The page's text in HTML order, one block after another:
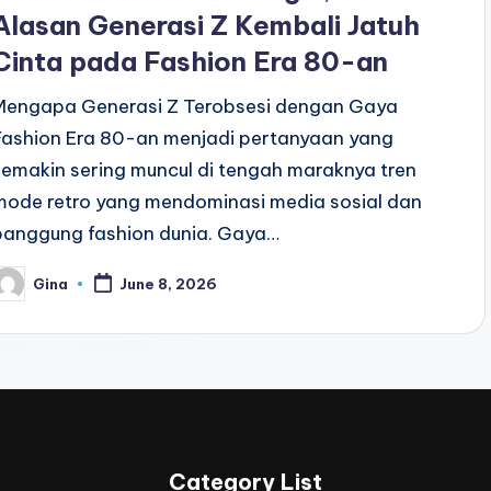
Generasi Z Kembali Jatuh
pada Fashion Era 80-an
Generasi Z Terobsesi dengan Gaya
Era 80-an menjadi pertanyaan yang
sering muncul di tengah maraknya tren
retro yang mendominasi media sosial dan
fashion dunia. Gaya…
Gina June 8, 2026
Category List